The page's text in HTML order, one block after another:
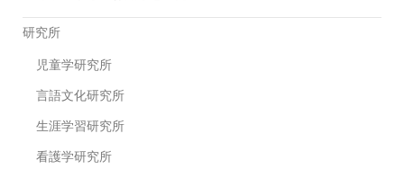
研究所
児童学研究所
言語文化研究所
生涯学習研究所
看護学研究所